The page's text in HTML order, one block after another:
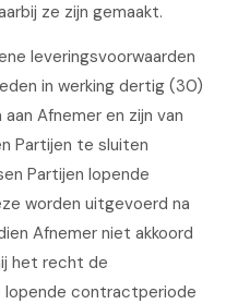
ze zijn gemaakt.
leveringsvoorwaarden
in werking dertig (30)
Afnemer en zijn van
Partijen te sluiten
Partijen lopende
worden uitgevoerd na
Afnemer niet akkoord
het recht de
lopende contractperiode